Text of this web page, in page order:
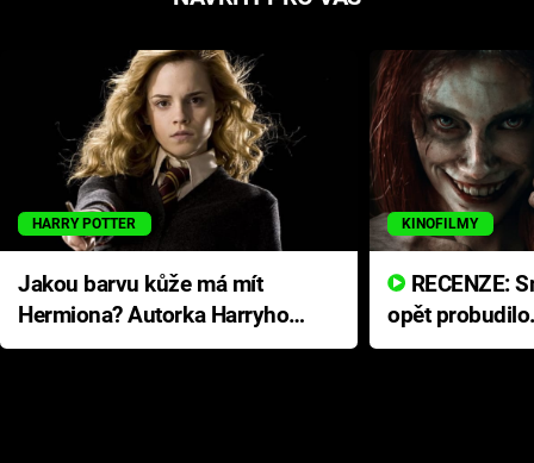
HARRY POTTER
Jakou barvu kůže má mít
Hermiona? Autorka Harryho
Pottera přišla s ráznou
KINOFILMY
opět
přichází s